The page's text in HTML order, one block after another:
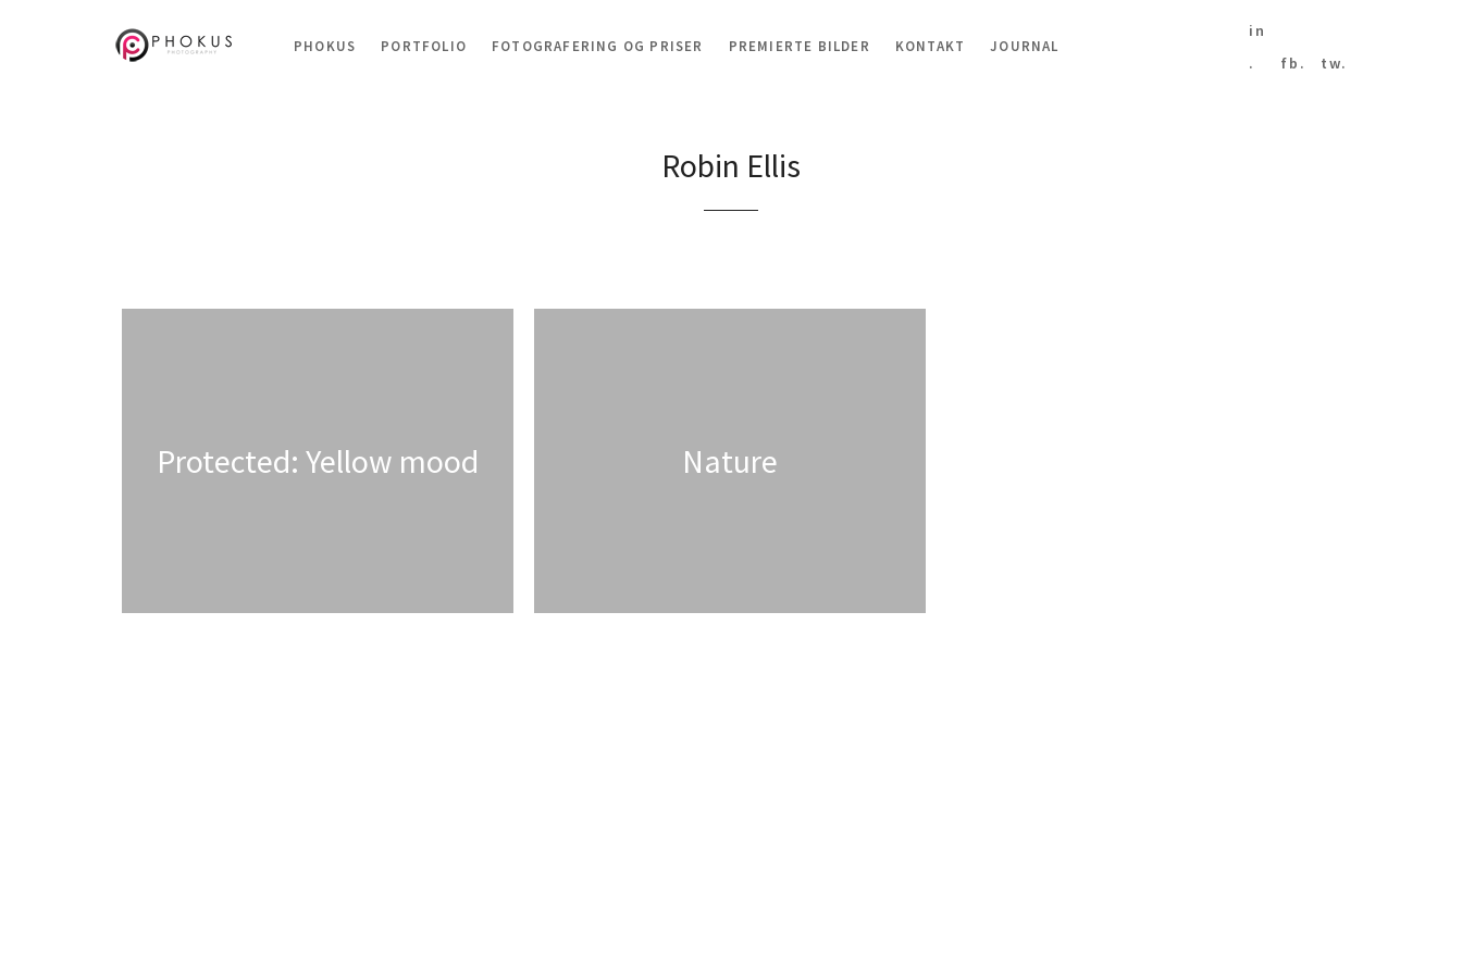
PHOKUS PORTFOLIO FOTOGRAFERING OG PRISER PREMIERTE BILDER KONTAKT JOURNAL
in
.
fb. tw.
Robin Ellis
Protected: Yellow mood Nature